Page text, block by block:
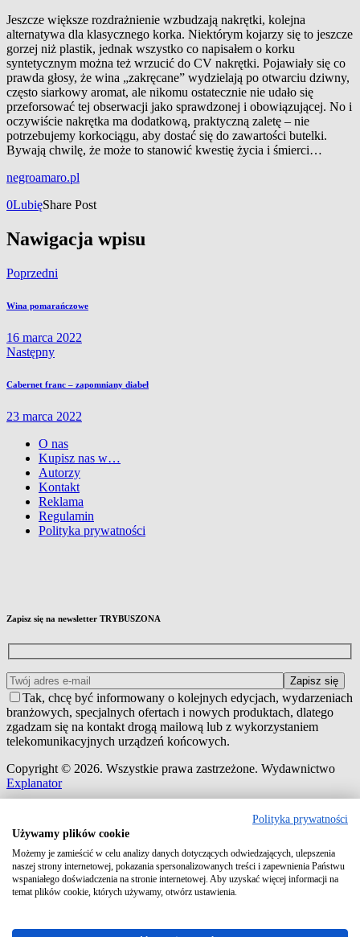
Jeszcze większe rozdrażnienie wzbudzają nakrętki, kolejna
alternatywa dla klasycznego korka. Niektórym kojarzy się to jeszcze
gorzej niż plastik, jednak wszystko co napisałem o korku
syntetycznym można też wrzucić do CV nakrętki. Pojawiały się co
prawda głosy, że wina „zakręcane” wydzielają po otwarciu dziwny,
często siarkowy aromat, ale nikomu ostatecznie nie udało się
przeforsować tej obserwacji jako sprawdzonej i obowiązującej. No i
oczywiście nakrętka ma dodatkową, praktyczną zaletę – nie
potrzebujemy korkociągu, aby dostać się do zawartości butelki.
Bywają chwilę, że może to stanowić kwestię życia i śmierci…
negroamaro.pl
0LubięShare Post
Nawigacja wpisu
Poprzedni
Wina pomarańczowe
16 marca 2022
Następny
Cabernet franc – zapomniany diabeł
23 marca 2022
O nas
Kupisz nas w…
Autorzy
Kontakt
Reklama
Regulamin
Polityka prywatności
Zapisz się na newsletter TRYBUSZONA
Tak, chcę być informowany o kolejnych edycjach, wydarzeniach
branżowych, specjalnych ofertach i nowych produktach, dlatego
zgadzam się na kontakt drogą mailową lub z wykorzystaniem
telekomunikacyjnych urządzeń końcowych.
Copyright © 2026. Wszystkie prawa zastrzeżone. Wydawnictwo
Explanator
Polityka prywatności
Używamy plików cookie
Możemy je zamieścić w celu analizy danych dotyczących odwiedzających, ulepszenia
naszej strony internetowej, pokazania spersonalizowanych treści i zapewnienia Państwu
wspaniałego doświadczenia na stronie internetowej. Aby uzyskać więcej informacji na
temat plików cookie, których używamy, otwórz ustawienia.